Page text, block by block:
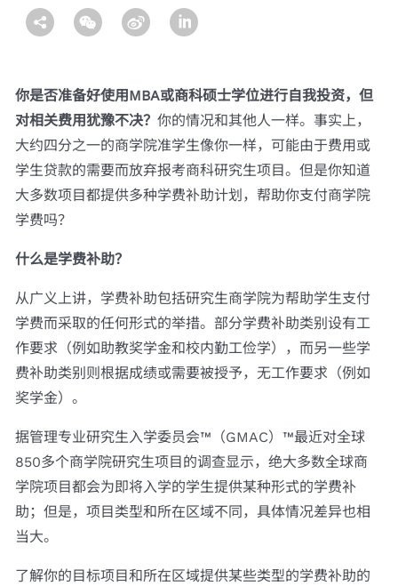
你是否准备好使用MBA或商科硕士学位进行自我投资，但
对相关费用犹豫不决？ 你的情况和其他人一样。事实上，
大约四分之一的商学院准学生像你一样，可能由于费用或
学生贷款的需要而放弃报考商科研究生项目。但是你知道
大多数项目都提供多种学费补助计划，帮助你支付商学院
学费吗？
什么是学费补助？
从广义上讲，学费补助包括研究生商学院为帮助学生支付
学费而采取的任何形式的举措。部分学费补助类别设有工
作要求（例如助教奖学金和校内勤工俭学），而另一些学
费补助类别则根据成绩或需要被授予，无工作要求（例如
奖学金）。
据管理专业研究生入学委员会™（GMAC）™最近对全球
850多个商学院研究生项目的调查显示，绝大多数全球商
学院项目都会为即将入学的学生提供某种形式的学费补
助；但是，项目类型和所在区域不同，具体情况差异也相
当大。
了解你的目标项目和所在区域提供某些类型的学费补助的